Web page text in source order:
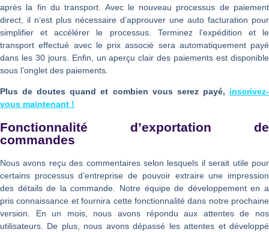
après la fin du transport. Avec le nouveau processus de paiement
direct, il n’est plus nécessaire d’approuver une auto facturation pour
simplifier et accélérer le processus. Terminez l’expédition et le
transport effectué avec le prix associé sera automatiquement payé
dans les 30 jours. Enfin, un aperçu clair des paiements est disponible
sous l’onglet des paiements.
Plus de doutes quand et combien vous serez payé, inscrivez-
vous maintenant !
Fonctionnalité d’exportation de
commandes
Nous avons reçu des commentaires selon lesquels il serait utile pour
certains processus d’entreprise de pouvoir extraire une impression
des détails de la commande. Notre équipe de développement en a
pris connaissance et fournira cette fonctionnalité dans notre prochaine
version. En un mois, nous avons répondu aux attentes de nos
utilisateurs. De plus, nous avons dépassé les attentes et développé